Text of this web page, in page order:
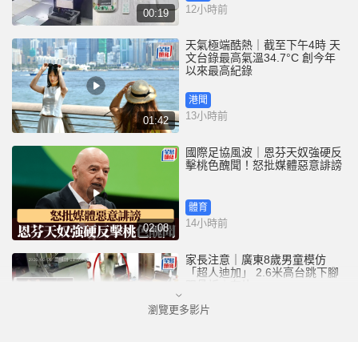
00:19 12小時前
01:42
天氣極端酷熱｜截至下午4時 天
文台錄最高氣溫34.7°C 創今年
以來最高紀錄
港聞
13小時前
02:08
國際足協風波｜恩芬天奴強硬反
擊桃色醜聞！怒批媒體惡意誹謗
體育
14小時前
家長注意｜廣東8歲男童模仿
「超人迪加」 2.6米高台跳下腳
中國
瀏覽更多影片